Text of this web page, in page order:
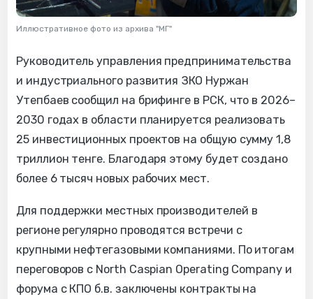
Иллюстративное фото из архива "МГ"
Руководитель управления предпринимательства
и индустриального развития ЗКО Нуржан
Утепбаев сообщил на брифинге в РСК, что в 2026–
2030 годах в области планируется реализовать
25 инвестиционных проектов на общую сумму 1,8
триллион тенге. Благодаря этому будет создано
более 6 тысяч новых рабочих мест.
Для поддержки местных производителей в
регионе регулярно проводятся встречи с
крупными нефтегазовыми компаниями. По итогам
переговоров с North Caspian Operating Company и
форума с КПО б.в. заключены контракты на